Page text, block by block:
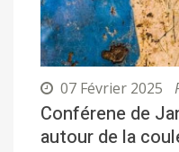
07 Février 2025
Conférene de
autour de la